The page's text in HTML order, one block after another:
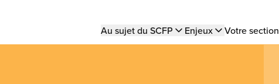
Main
Au sujet du SCFP Enjeux Votre